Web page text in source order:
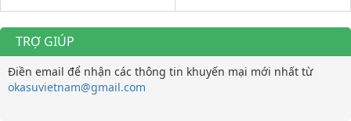
TRỢ GIÚP
Điền email để nhận các thông tin khuyến mại mới nhất từ
okasuvietnam@gmail.com